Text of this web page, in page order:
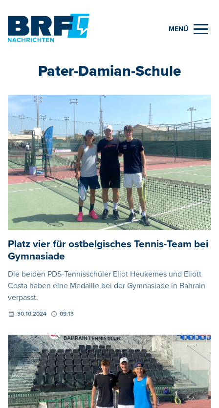
MENÜ
Pater-Damian-Schule
Platz vier für ostbelgisches Tennis-Team bei
Gymnasiade
Die beiden PDS-Tennisschüler Eliot Heukemes und Eliott
Costa haben eine Medaille bei der Gymnasiade in Bahrain
verpasst.
30.10.2024 09:13